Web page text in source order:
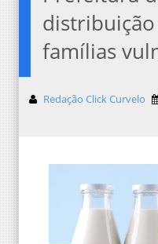
famílias
Redação Click Curvelo